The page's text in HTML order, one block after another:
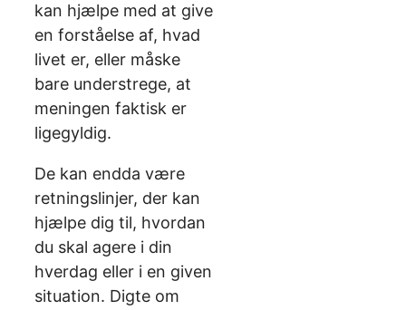
kan hjælpe med at give
en forståelse af, hvad
livet er, eller måske
bare understrege, at
meningen faktisk er
ligegyldig.
De kan endda være
retningslinjer, der kan
hjælpe dig til, hvordan
du skal agere i din
hverdag eller i en given
situation. Digte om